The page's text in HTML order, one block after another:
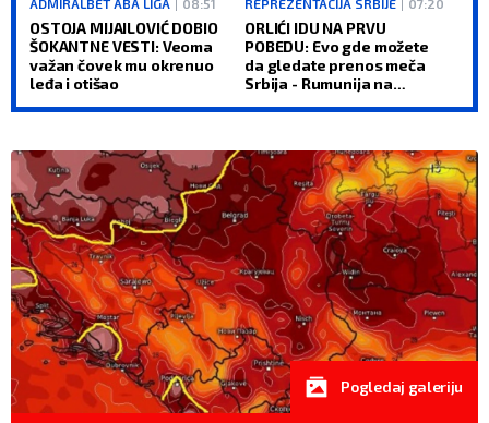
ADMIRALBET ABA LIGA 08:51
OSTOJA MIJAILOVIĆ DOBIO
ŠOKANTNE VESTI: Veoma
važan čovek mu okrenuo
leđa i otišao
REPREZENTACIJA SRBIJE 07:20
ORLIĆI IDU NA PRVU
POBEDU: Evo gde možete
da gledate prenos meča
Srbija - Rumunija na
Pogledaj galeriju